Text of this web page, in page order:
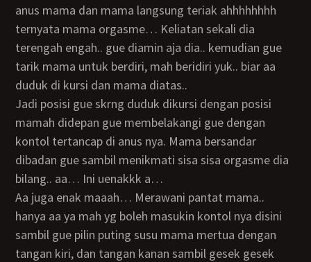
anus mama dan mama langsung teriak ahhhhhhhh
ternyata mama orgasme… Keliatan sekali dia
terengah engah.. gue diamin aja dia.. kemudian gue
tarik mama untuk berdiri, mah beridiri yuk.. biar aa
duduk di kursi dan mama diatas..
Jadi posisi gue skrng duduk dikursi dengan posisi
mamah didepan gue membelakangi gue dengan
kontol tertancap di anus nya. Mama bersandar
dibadan gue sambil menikmati sisa sisa orgasme dia
bilang.. aa… Ini uenakkk a…
Aa juga enak maaah… Merawani pantat mama..
hanya aa ya mah yg boleh masukin kontol nya disini
sambil gue pilin puting susu mama mertua dengan
tangan kiri, dan tangan kanan sambil gesek gesek